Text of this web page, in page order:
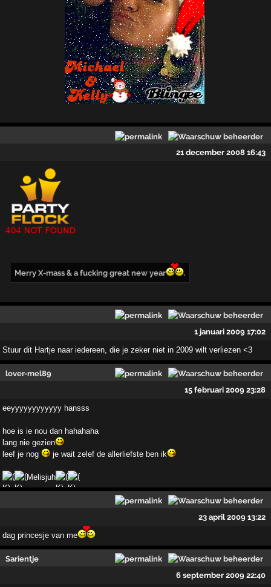
21 december 2008 16:43
Merry X-mass & a fucking great new year .
1 januari 2009 17:02
Stuur dit Hartje naar iedereen, die je zeker niet in 2009 wilt verliezen <3
lover-mel89
15 februari 2009 23:28
eeyyyyyyyyyyyy hansss
hoe is ie nou dan hahahaha
lang nie gezien
leef je nog
je wait zelef de allerliefste ben ik
Melisjuh
23 april 2009 13:22
dag princesje van me
Sarientje
6 september 2009 22:40